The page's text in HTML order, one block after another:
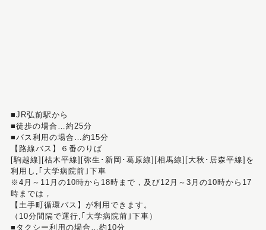
■JR弘前駅から
■徒歩の場合…約25分
■バス利用の場合…約15分
【路線バス】６番のりば
[駒越線][枯木平線][弥生･新岡･葛原線][相馬線][大秋･居森平線]を
利用し,｢大学病院前｣下車
※4月～11月の10時から18時まで，及び12月～3月の10時から17
時までは，
【土手町循環バス】が利用できます。
（10分間隔で運行,｢大学病院前｣下車）
■タクシー利用の場合…約10分